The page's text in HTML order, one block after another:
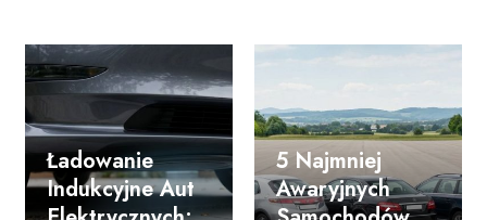
Ładowanie
Indukcyjne Aut
5 Najmniej
Awaryjnych